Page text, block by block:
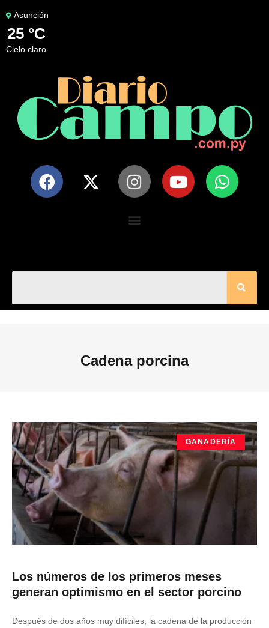
Asunción
25 °C
cielo claro
Cadena porcina
GANADERÍA
Los números de los primeros meses
generan optimismo en el sector porcino
Después de dos años muy difíciles, la cadena de la producción